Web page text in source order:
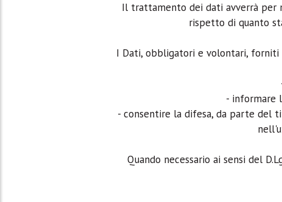
Il trattamento dei dati avverrà per
rispetto di quanto
I Dati, obbligatori e volontari, forniti
- informare
- consentire la difesa, da parte del
Quando necessario ai sensi del